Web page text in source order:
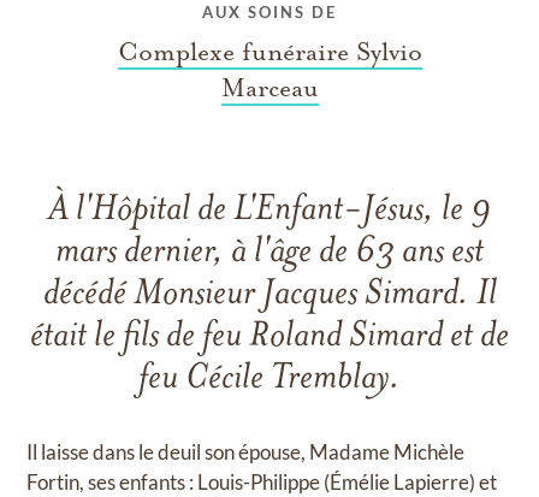
AUX SOINS DE
Complexe funéraire Sylvio
Marceau
À l'Hôpital de L'Enfant-Jésus, le 9
mars dernier, à l'âge de 63 ans est
décédé Monsieur Jacques Simard. Il
était le fils de feu Roland Simard et de
feu Cécile Tremblay.
Il laisse dans le deuil son épouse, Madame Michèle
Fortin, ses enfants : Louis-Philippe (Émélie Lapierre) et